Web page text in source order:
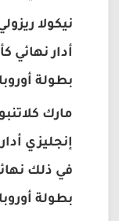
نيكولا
بطولة
مارك
إنجليزي
بطولة